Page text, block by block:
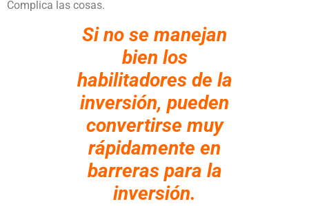
Complica las cosas.
Si no se manejan
bien los
habilitadores de la
inversión, pueden
convertirse muy
rápidamente en
barreras para la
inversión.